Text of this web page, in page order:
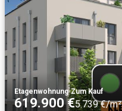
Etagenwohnung·Zum Kauf
619.900 €5.739 €/m²